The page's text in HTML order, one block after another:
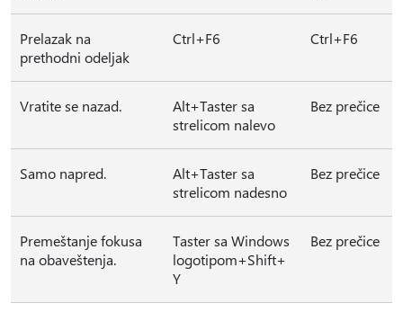
Prelazak na
prethodni odeljak
Ctrl+F6 Ctrl+F6
Vratite se nazad.
Alt+Taster sa
strelicom nalevo
Bez prečice
Samo napred.
Alt+Taster sa
strelicom nadesno
Bez prečice
Premeštanje fokusa
na obaveštenja.
Taster sa Windows
logotipom+Shift+
Y
Bez prečice